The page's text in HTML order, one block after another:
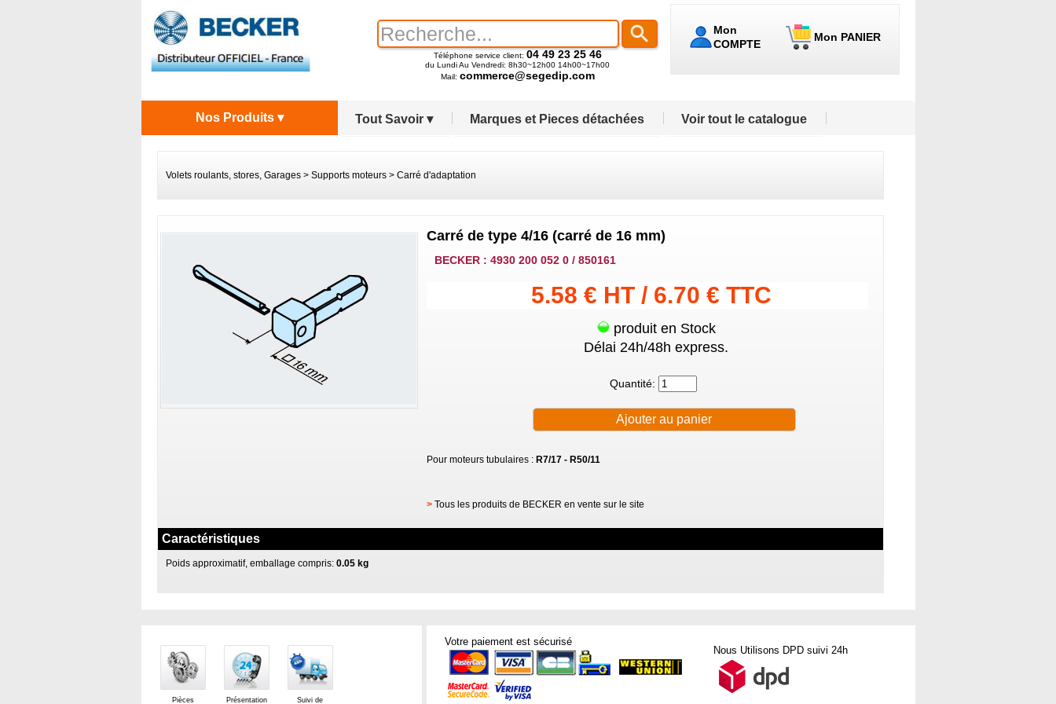
Mon
COMPTE
Mon PANIER
Téléphone service client: 04 49 23 25 46
du Lundi Au Vendredi: 8h30~12h00 14h00~17h00
Mail: commerce@segedip.com
Tout Savoir ▾ Marques et Pieces détachées Voir tout le catalogue
Nos Produits ▾
Volets roulants, stores, Garages> Supports moteurs> Carré d'adaptation
Carré de type 4/16 (carré de 16 mm)
BECKER : 4930 200 052 0 / 850161
5.58 € HT / 6.70 € TTC
produit en Stock
Délai 24h/48h express.
Quantité:
Pour moteurs tubulaires : R7/17 - R50/11
> Tous les produits de BECKER en vente sur le site
Caractéristiques
Poids approximatif, emballage compris:0.05 kg
Pièces Présentation Suivi de
Votre paiement est sécurisé
Nous Utilisons DPD suivi 24h